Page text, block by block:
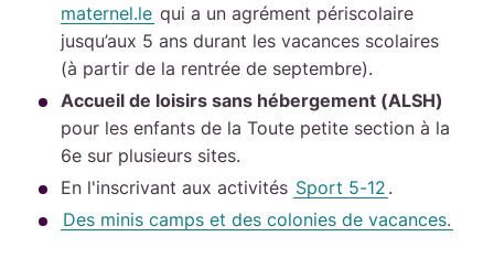
maternel.le qui a un agrément périscolaire
jusqu’aux 5 ans durant les vacances scolaires
(à partir de la rentrée de septembre).
Accueil de loisirs sans hébergement (ALSH)
pour les enfants de la Toute petite section à la
6e sur plusieurs sites.
En l'inscrivant aux activités Sport 5-12 .
Des minis camps et des colonies de vacances.